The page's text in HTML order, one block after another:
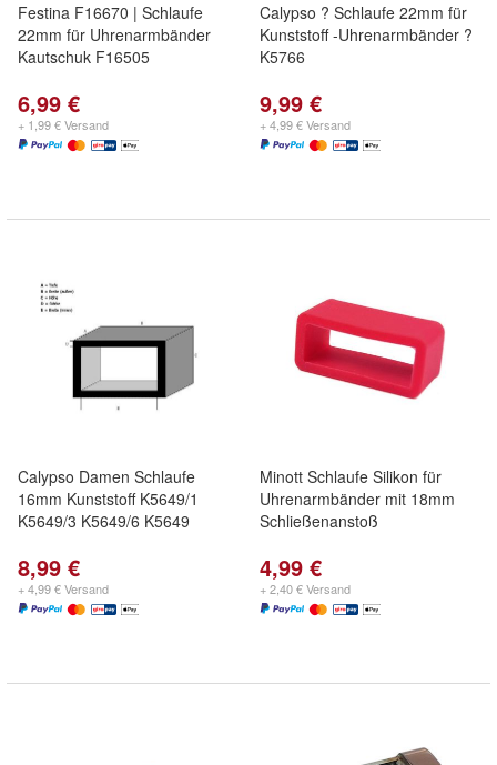
Festina F16670 | Schlaufe
22mm für Uhrenarmbänder
Kautschuk F16505
6,99 €
+ 1,99 € Versand
Calypso ? Schlaufe 22mm für
Kunststoff -Uhrenarmbänder ?
K5766
9,99 €
+ 4,99 € Versand
Calypso Damen Schlaufe
16mm Kunststoff K5649/1
K5649/3 K5649/6 K5649
8,99 €
+ 4,99 € Versand
Minott Schlaufe Silikon für
Uhrenarmbänder mit 18mm
Schließenanstoß
4,99 €
+ 2,40 € Versand